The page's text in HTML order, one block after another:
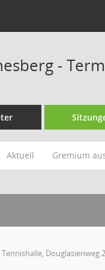
-
Aktuell Gremium
Douglasienweg